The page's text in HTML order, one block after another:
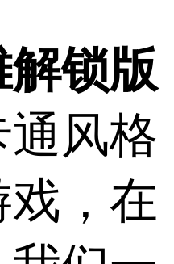
锁版
风格
，在